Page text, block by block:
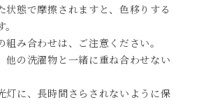
状態で摩擦されますと、色移りする
組み合わせは、ご注意ください。
他の洗濯物と一緒に重ね合わせない
灯に、長時間さらされないように保